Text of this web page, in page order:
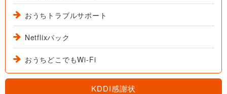
おうちトラブルサポート
Netflixパック
おうちどこでもWi-Fi
KDDI感謝状